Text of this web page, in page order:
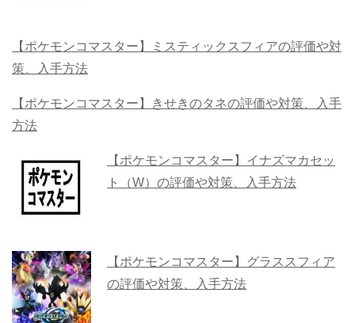
【ポケモンコマスター】ミスティックスフィアの評価や対
策、入手方法
【ポケモンコマスター】きせきのタネの評価や対策、入手
方法
【ポケモンコマスター】イナズマカセッ
ト（W）の評価や対策、入手方法
【ポケモンコマスター】グラススフィア
の評価や対策、入手方法